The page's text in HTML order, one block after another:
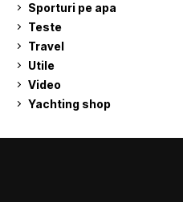
Sporturi pe apa
Teste
Travel
Utile
Video
Yachting shop